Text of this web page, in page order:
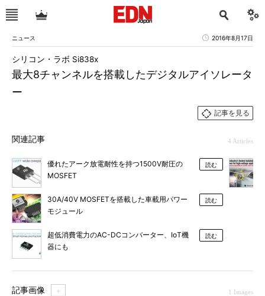
ニュース 2016年8月17日
最大8チャンネルを搭載したデジタルアイソレータ
ー
シリコン・ラボ Si838x
記事を見る
関連記事 4 Articles
優れたアーク放電耐性を持つ1500V耐圧の
MOSFET
読む
30A/40V MOSFETを搭載した車載用パワー
モジュール
読む
超低消費電力のAC-DCコンバーター、IoT機
器にも
読む
記事画像 ＋ 1 Images